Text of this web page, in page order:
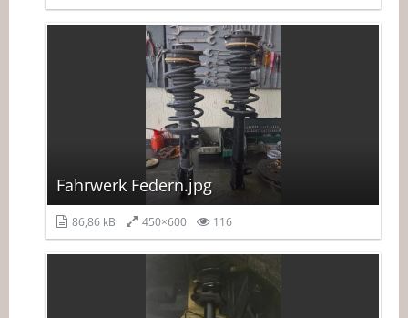
Fahrwerk Federn.jpg
86,86 kB 450×600 116